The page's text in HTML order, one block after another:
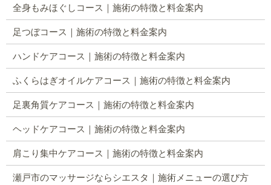
全身もみほぐしコース｜施術の特徴と料金案内
足つぼコース｜施術の特徴と料金案内
ハンドケアコース｜施術の特徴と料金案内
ふくらはぎオイルケアコース｜施術の特徴と料金案内
足裏角質ケアコース｜施術の特徴と料金案内
ヘッドケアコース｜施術の特徴と料金案内
肩こり集中ケアコース｜施術の特徴と料金案内
瀬戸市のマッサージならシエスタ｜施術メニューの選び方